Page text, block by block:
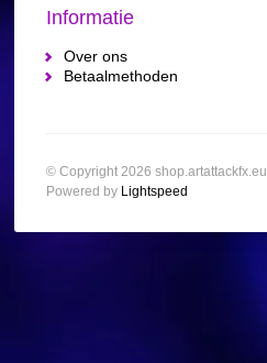
Informatie
Over ons
Betaalmethoden
© Copyright 2026 shop.artattackfx.eu
Powered by Lightspeed